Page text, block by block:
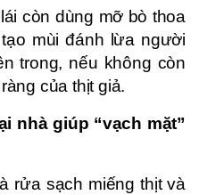
còn dùng mỡ bò thoa
mùi đánh lừa người
trong, nếu không còn
của thịt giả.
nhà giúp “vạch mặt”
rửa sạch miếng thịt và